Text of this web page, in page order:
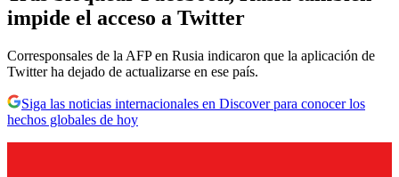
impide el acceso a Twitter
Corresponsales de la AFP en Rusia indicaron que la aplicación de
Twitter ha dejado de actualizarse en ese país.
Siga las noticias internacionales en Discover para conocer los
hechos globales de hoy